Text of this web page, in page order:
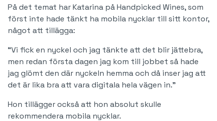
På det temat har Katarina på Handpicked Wines, som
först inte hade tänkt ha mobila nycklar till sitt kontor,
något att tillägga:
“Vi fick en nyckel och jag tänkte att det blir jättebra,
men redan första dagen jag kom till jobbet så hade
jag glömt den där nyckeln hemma och då inser jag att
det är lika bra att vara digitala hela vägen in.”
Hon tillägger också att hon absolut skulle
rekommendera mobila nycklar.